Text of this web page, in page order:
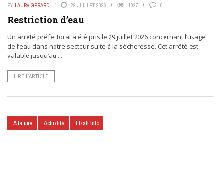
BY LAURA GERARD 29 JUILLET 2026 1027 0
Restriction d’eau
Un arrêté préfectoral a été pris le 29 juillet 2026 concernant l’usage
de l’eau dans notre secteur suite à la sécheresse. Cet arrêté est
valable jusqu’au ...
LIRE L’ARTICLE
A la une Actualité Flash Info